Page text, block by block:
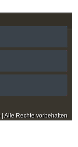
Alle Rechte vorbehalten